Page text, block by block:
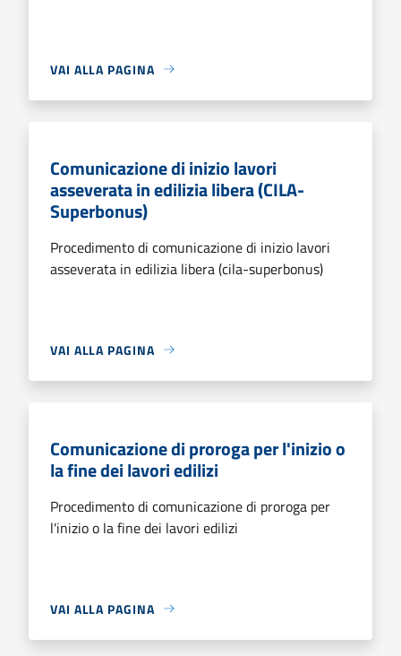
VAI ALLA PAGINA
Comunicazione di inizio lavori
asseverata in edilizia libera (CILA-
Superbonus)
Procedimento di comunicazione di inizio lavori
asseverata in edilizia libera (cila-superbonus)
VAI ALLA PAGINA
Comunicazione di proroga per l'inizio o
la fine dei lavori edilizi
Procedimento di comunicazione di proroga per
l'inizio o la fine dei lavori edilizi
VAI ALLA PAGINA